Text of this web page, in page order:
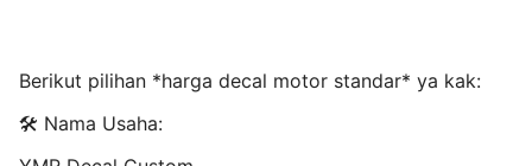
Berikut pilihan *harga decal motor standar* ya kak:
🛠️ Nama Usaha: